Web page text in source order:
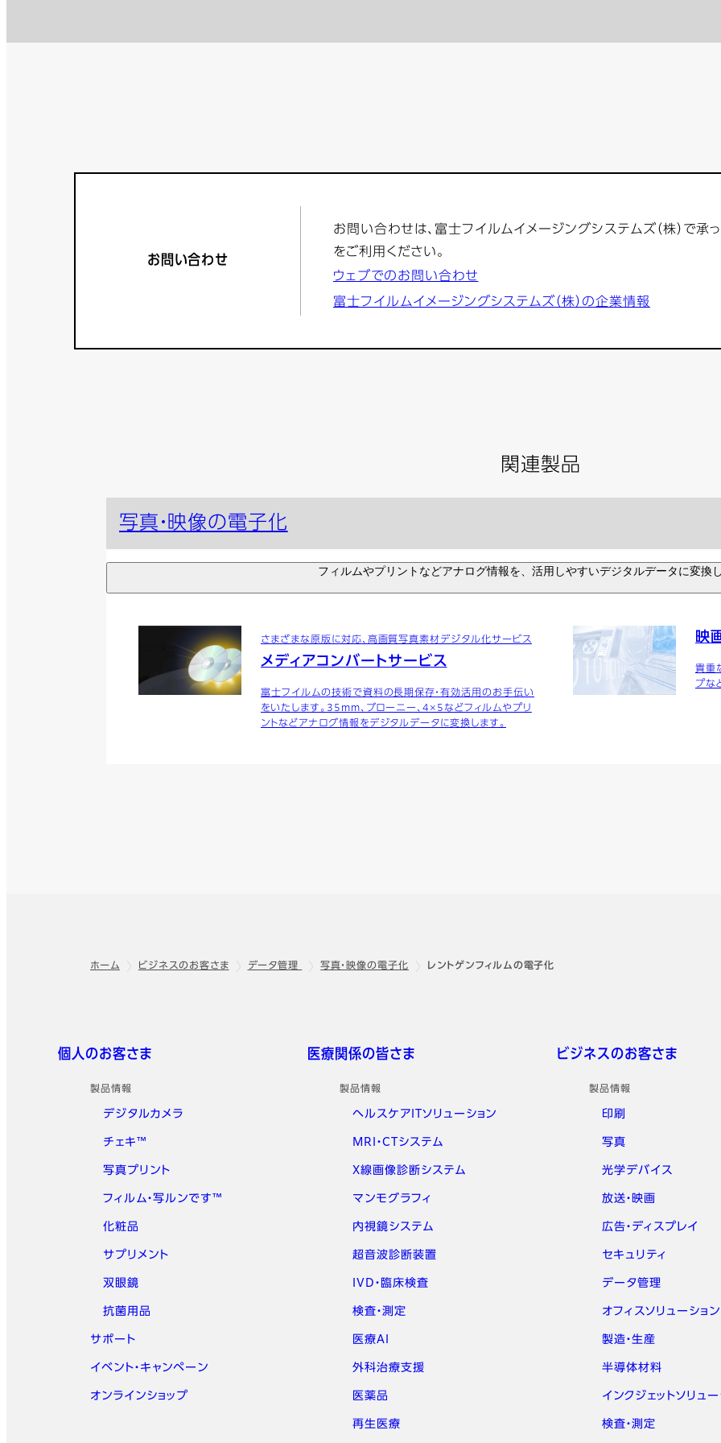
お問い合わせ
お問い合わせは、富士フイルムイメージングシステムズ（株）で承
をご利用ください。
ウェブでのお問い合わせ
富士フイルムイメージングシステムズ（株）の企業情報
関連製品
写真・映像の電子化
フィルムやプリントなどアナログ情報を、活用しやすいデジタルデータに変換
さまざまな原版に対応、高画質写真素材デジタル化サービス
メディアコンバートサービス
富士フイルムの技術で資料の長期保存・有効活用のお手伝い
をいたします。35mm、ブローニー、4×5などフィルムやプリ
ントなどアナログ情報をデジタルデータに変換します。
映
貴重
プな
ホーム ビジネスのお客さま データ管理 写真・映像の電子化 レントゲンフィルムの電子化
クイックリンク
個人のお客さま
製品情報
デジタルカメラ
チェキ™
写真プリント
フィルム・写ルンです™
化粧品
サプリメント
双眼鏡
抗菌用品
サポート
イベント・キャンペーン
オンラインショップ
医療関係の皆さま
製品情報
ヘルスケアITソリューション
MRI・CTシステム
X線画像診断システム
マンモグラフィ
内視鏡システム
超音波診断装置
IVD・臨床検査
検査・測定
医療AI
外科治療支援
医薬品
再生医療
ビジネスのお客さま
製品情報
印刷
写真
光学デバイス
放送・映画
広告・ディスプレイ
セキュリティ
データ管理
オフィスソリューション
製造・生産
半導体材料
インクジェットソリュー
検査・測定